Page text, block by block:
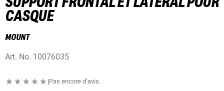
CASQUE
MOUNT
Art. No. 10076035
|Pas encore d’avis.